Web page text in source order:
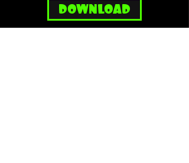
DOWNLOAD